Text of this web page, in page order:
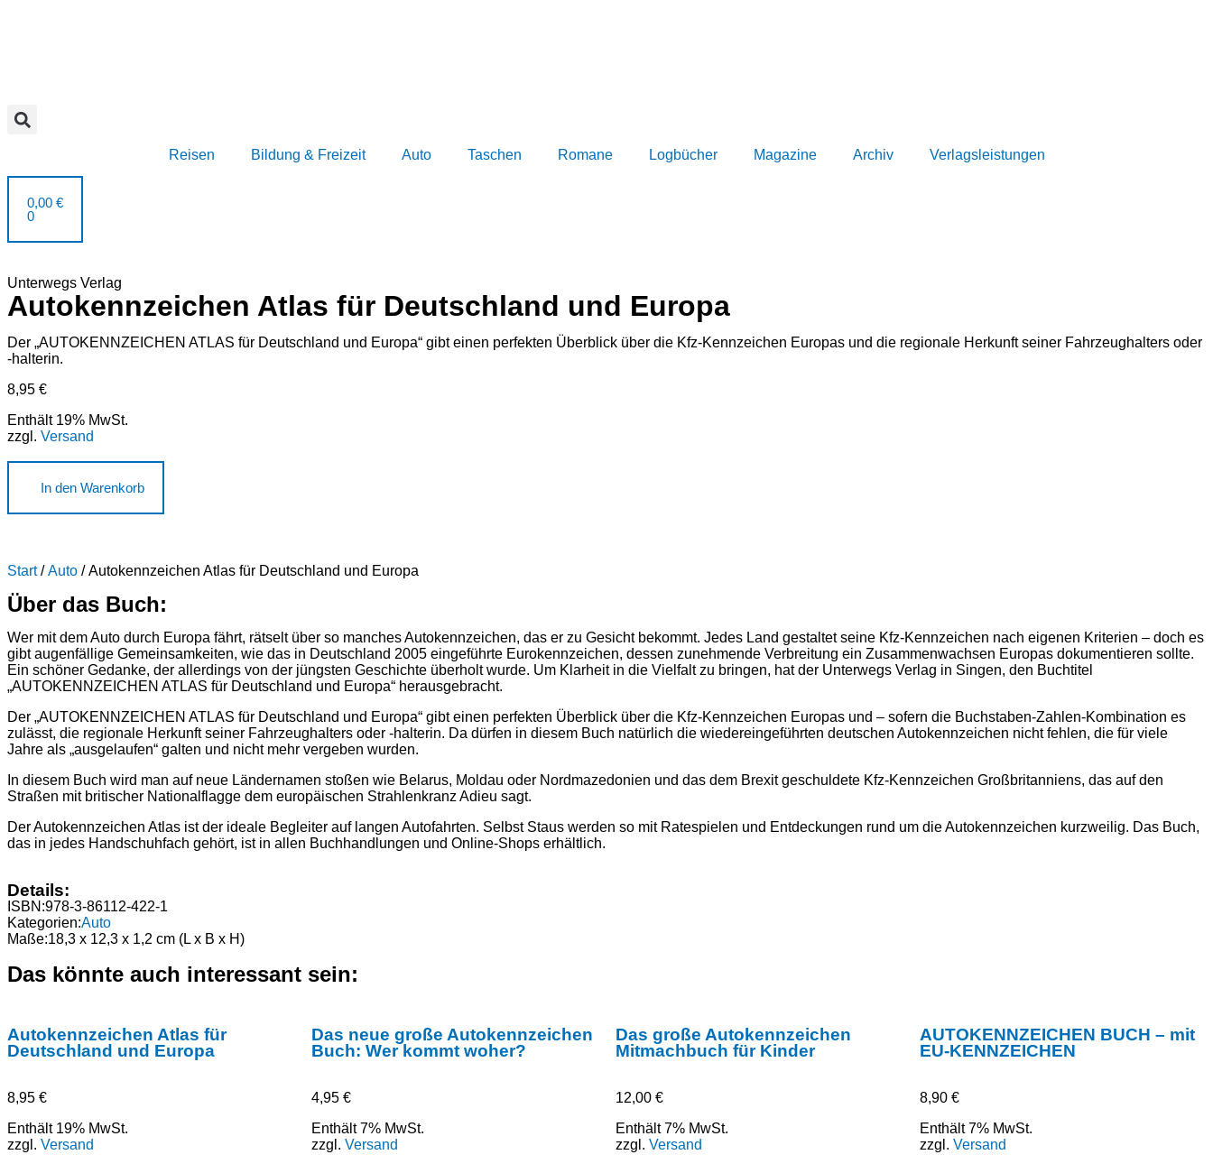
Reisen Bildung & Freizeit Auto Taschen Romane Logbücher Magazine Archiv Verlagsleistungen
0,00 €
0
Unterwegs Verlag
Autokennzeichen Atlas für Deutschland und Europa
Der „AUTOKENNZEICHEN ATLAS für Deutschland und Europa“ gibt einen perfekten Überblick über die Kfz-Kennzeichen Europas und die regionale Herkunft seiner Fahrzeughalters oder
-halterin.
8,95 €
Enthält 19% MwSt.
zzgl. Versand
In den Warenkorb
Start/Auto / Autokennzeichen Atlas für Deutschland und Europa
Über das Buch:
Wer mit dem Auto durch Europa fährt, rätselt über so manches Autokennzeichen, das er zu Gesicht bekommt. Jedes Land gestaltet seine Kfz-Kennzeichen nach eigenen Kriterien – doch es
gibt augenfällige Gemeinsamkeiten, wie das in Deutschland 2005 eingeführte Eurokennzeichen, dessen zunehmende Verbreitung ein Zusammenwachsen Europas dokumentieren sollte.
Ein schöner Gedanke, der allerdings von der jüngsten Geschichte überholt wurde. Um Klarheit in die Vielfalt zu bringen, hat der Unterwegs Verlag in Singen, den Buchtitel
„AUTOKENNZEICHEN ATLAS für Deutschland und Europa“ herausgebracht.
Der „AUTOKENNZEICHEN ATLAS für Deutschland und Europa“ gibt einen perfekten Überblick über die Kfz-Kennzeichen Europas und – sofern die Buchstaben-Zahlen-Kombination es
zulässt, die regionale Herkunft seiner Fahrzeughalters oder -halterin. Da dürfen in diesem Buch natürlich die wiedereingeführten deutschen Autokennzeichen nicht fehlen, die für viele
Jahre als „ausgelaufen“ galten und nicht mehr vergeben wurden.
In diesem Buch wird man auf neue Ländernamen stoßen wie Belarus, Moldau oder Nordmazedonien und das dem Brexit geschuldete Kfz-Kennzeichen Großbritanniens, das auf den
Straßen mit britischer Nationalflagge dem europäischen Strahlenkranz Adieu sagt.
Der Autokennzeichen Atlas ist der ideale Begleiter auf langen Autofahrten. Selbst Staus werden so mit Ratespielen und Entdeckungen rund um die Autokennzeichen kurzweilig. Das Buch,
das in jedes Handschuhfach gehört, ist in allen Buchhandlungen und Online-Shops erhältlich.
Details:
ISBN:978-3-86112-422-1
Kategorien:Auto
Maße:18,3 x 12,3 x 1,2 cm (L x B x H)
Das könnte auch interessant sein:
Autokennzeichen Atlas für
Deutschland und Europa
8,95 €
Enthält 19% MwSt.
zzgl. Versand
Das neue große Autokennzeichen
Buch: Wer kommt woher?
4,95 €
Enthält 7% MwSt.
zzgl. Versand
Das große Autokennzeichen
Mitmachbuch für Kinder
12,00 €
Enthält 7% MwSt.
zzgl. Versand
AUTOKENNZEICHEN BUCH – mit
EU-KENNZEICHEN
8,90 €
Enthält 7% MwSt.
zzgl. Versand